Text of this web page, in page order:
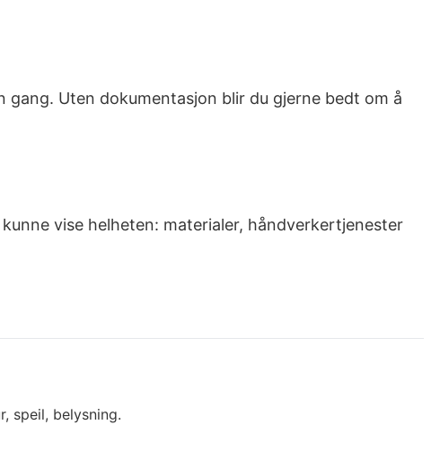
Uten dokumentasjon blir du gjerne bedt om å
vise helheten: materialer, håndverkertjenester
speil, belysning.